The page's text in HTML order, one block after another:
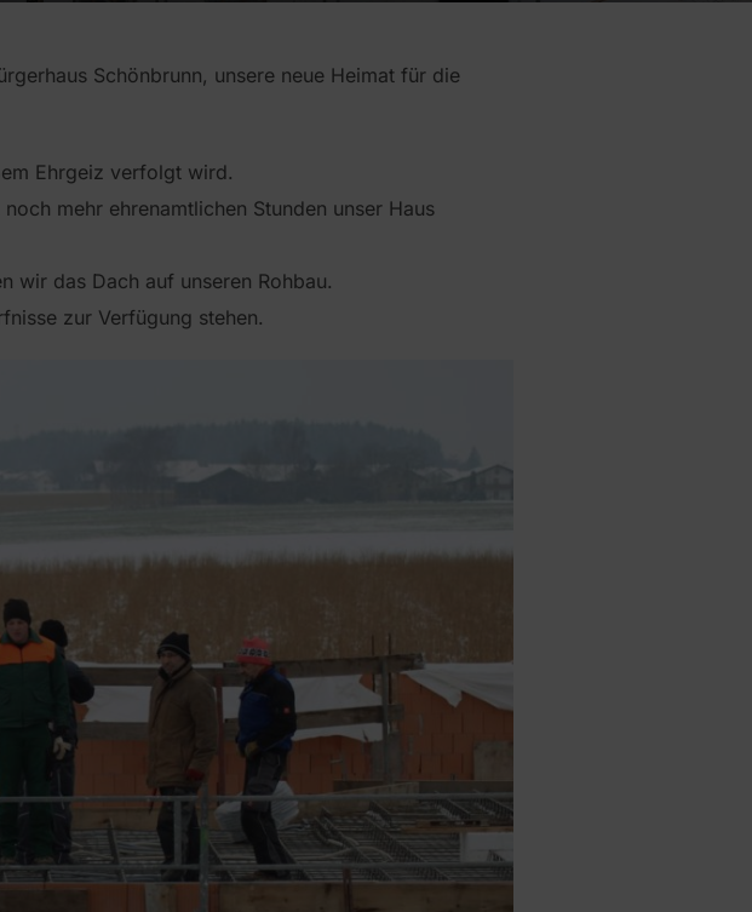
Schönbrunn, unsere neue Heimat für die
Ehrgeiz verfolgt wird.
mehr ehrenamtlichen Stunden unser Haus
wir das Dach auf unseren Rohbau.
zur Verfügung stehen.